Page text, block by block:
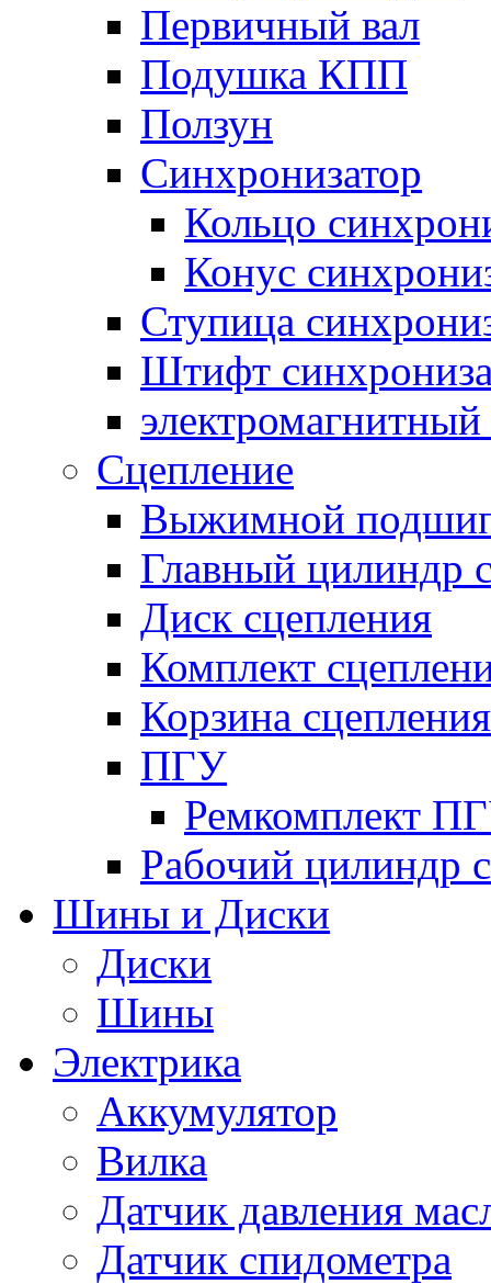
Первичный вал
Подушка КПП
Ползун
Синхронизатор
Кольцо
Конус
Ступица
Штифт
электромагнитный
Сцепление
Выжимной
Главный цилиндр
Диск сцепления
Комплект
Корзина сцепления
ПГУ
Ремкомплект
Рабочий цилиндр
Шины и Диски
Диски
Шины
Электрика
Аккумулятор
Вилка
Датчик давления
Датчик спидометра